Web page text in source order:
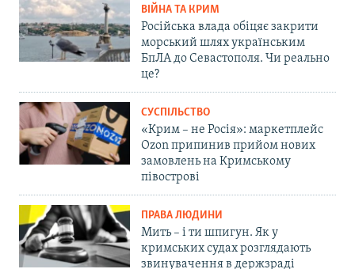
ВІЙНА ТА КРИМ
Російська влада обіцяє закрити
морський шлях українським
БпЛА до Севастополя. Чи реально
це?
СУСПІЛЬСТВО
«Крим – не Росія»: маркетплейс
Ozon припинив прийом нових
замовлень на Кримському
півострові
ПРАВА ЛЮДИНИ
Мить – і ти шпигун. Як у
кримських судах розглядають
звинувачення в держзраді